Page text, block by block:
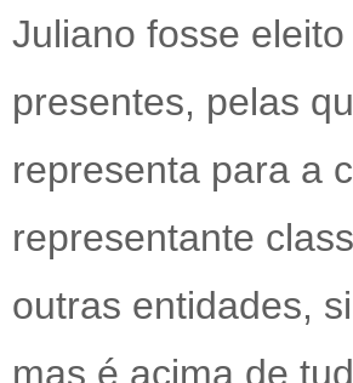
Juliano fosse
presentes, pelas
representa para a
representante
outras entidades,
mas é acima de